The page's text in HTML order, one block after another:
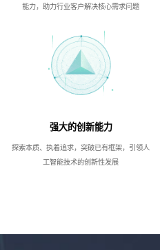
能力，助力行业客户解决核心需求问题
强大的创新能力
探索本质、执着追求，突破已有框架，引领人
工智能技术的创新性发展